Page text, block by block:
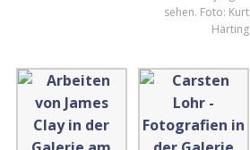
sehen. Foto: Kurt
Härting